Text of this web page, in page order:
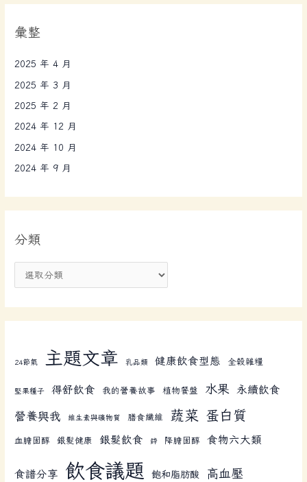
彙整
2025 年 4 月
2025 年 3 月
2025 年 2 月
2024 年 12 月
2024 年 10 月
2024 年 9 月
分類
24節氣 主題文章 乳品類 健康飲食型態 全榖雜糧
堅果種子 得舒飲食 我的營養故事 植物餐盤 水果 永續飲食
營養與我 維生素與礦物質 膳食纖維 蔬菜 蛋白質
血膽固醇 銀髮健康 銀髮飲食 鋅 降膽固醇 食物六大類
食譜分享 飲食議題 飽和脂肪酸 高血壓